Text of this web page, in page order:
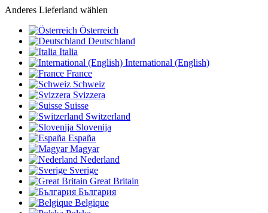
Anderes Lieferland wählen
Österreich
Deutschland
Italia
International (English)
France
Schweiz
Svizzera
Suisse
Switzerland
Slovenija
España
Magyar
Nederland
Sverige
Great Britain
България
Belgique